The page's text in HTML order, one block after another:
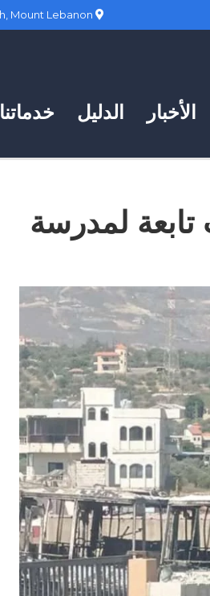
خدماتنا الدليل الأخبار
لمدرسة